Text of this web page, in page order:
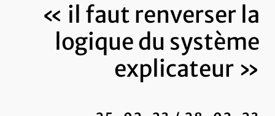
« il faut renverser la
logique du système
explicateur »